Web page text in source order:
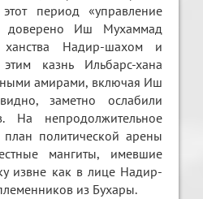
период «управление
доверено Иш Мухаммад
Надир-шахом и
казнь Ильбарс-хана
амирами, включая Иш
заметно ослабили
На непродолжительное
политической арены
мангиты, имевшие
извне как в лице Надир-
из Бухары.